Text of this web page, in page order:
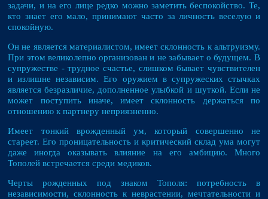
задачи, и на его лице редко можно заметить беспокойство. Те,
кто знает его мало, принимают часто за личность веселую и
спокойную.
Он не является материалистом, имеет склонность к альтруизму.
При этом великолепно организован и не забывает о будущем. В
супружестве - трудное счастье, слишком бывает чувствителен
и излишне независим. Его оружием в супружеских стычках
является безразличие, дополненное улыбкой и шуткой. Если не
может поступить иначе, имеет склонность держаться по
отношению к партнеру неприязненно.
Имеет тонкий врожденный ум, который совершенно не
стареет. Его проницательность и критический склад ума могут
даже иногда оказывать влияние на его амбицию. Много
Тополей встречается среди медиков.
Черты рожденных под знаком Тополя: потребность в
независимости, склонность к неврастении, мечтательности и